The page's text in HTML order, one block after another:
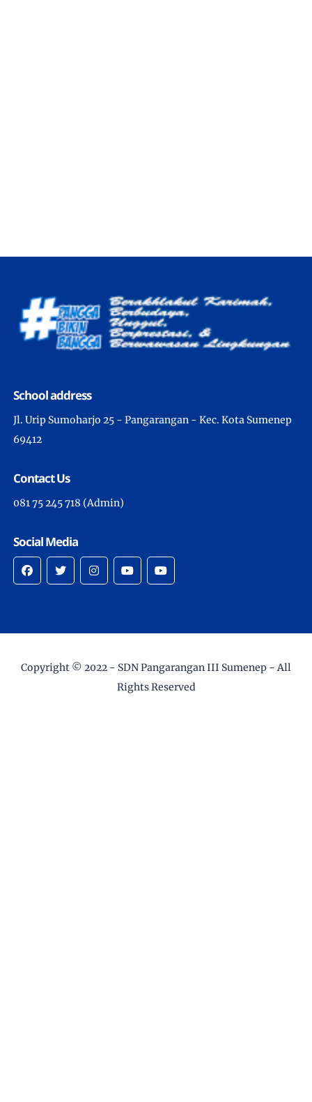
School address
Jl. Urip Sumoharjo 25 - Pangarangan - Kec. Kota Sumenep
69412
Contact Us
081 75 245 718 (Admin)
Social Media
Copyright © 2022 - SDN Pangarangan III Sumenep - All
Rights Reserved